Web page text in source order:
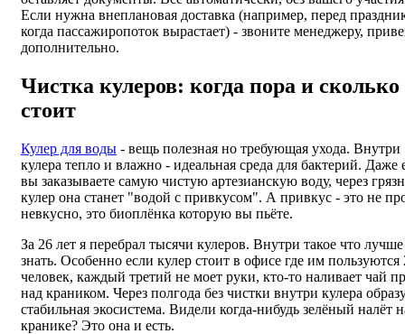
Если нужна внеплановая доставка (например, перед
когда пассажиропоток вырастает) - звоните менеджеру,
дополнительно.
Чистка кулеров: когда пора и сколько
стоит
Кулер для воды - вещь полезная но требующая ухода. Внутри
кулера тепло и влажно - идеальная среда для бактерий. Даже
вы заказываете самую чистую артезианскую воду, через
кулер она станет "водой с привкусом". А привкус - это не
невкусно, это биоплёнка которую вы пьёте.
За 26 лет я перебрал тысячи кулеров. Внутри такое что
знать. Особенно если кулер стоит в офисе где им пользуются
человек, каждый третий не моет руки, кто-то наливает чай
над краником. Через полгода без чистки внутри кулера
стабильная экосистема. Видели когда-нибудь зелёный налёт
кранике? Это она и есть.